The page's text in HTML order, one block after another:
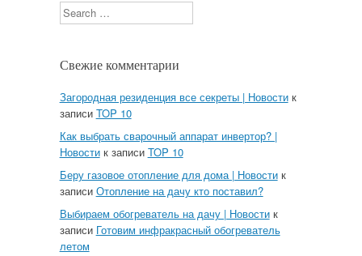
Search
Свежие комментарии
Загородная резиденция все секреты | Новостик
записи TOP 10
Как выбрать сварочный аппарат инвертор? |
Новостик записи TOP 10
Беру газовое отопление для дома | Новостик
записи Отопление на дачу кто поставил?
Выбираем обогреватель на дачу | Новостик
записи Готовим инфракрасный обогреватель
летом